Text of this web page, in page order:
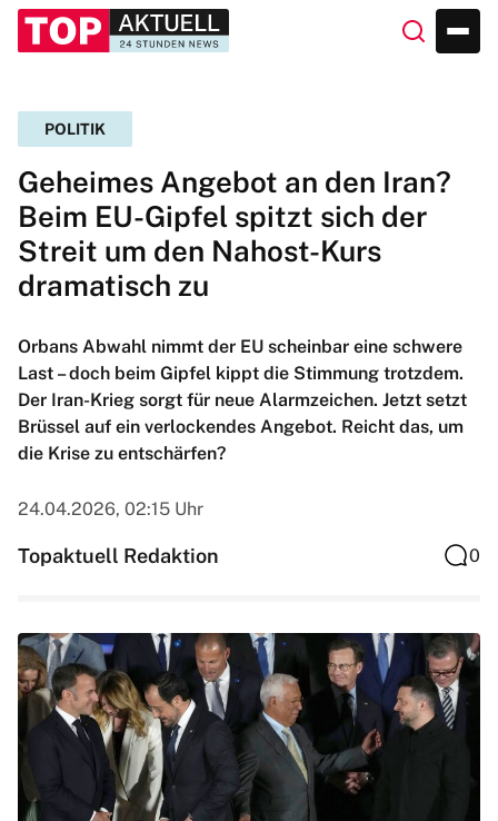
POLITIK
Geheimes Angebot an den Iran?
Beim EU-Gipfel spitzt sich der
Streit um den Nahost-Kurs
dramatisch zu
Orbans Abwahl nimmt der EU scheinbar eine schwere
Last – doch beim Gipfel kippt die Stimmung trotzdem.
Der Iran-Krieg sorgt für neue Alarmzeichen. Jetzt setzt
Brüssel auf ein verlockendes Angebot. Reicht das, um
die Krise zu entschärfen?
24.04.2026, 02:15 Uhr
Topaktuell Redaktion 0